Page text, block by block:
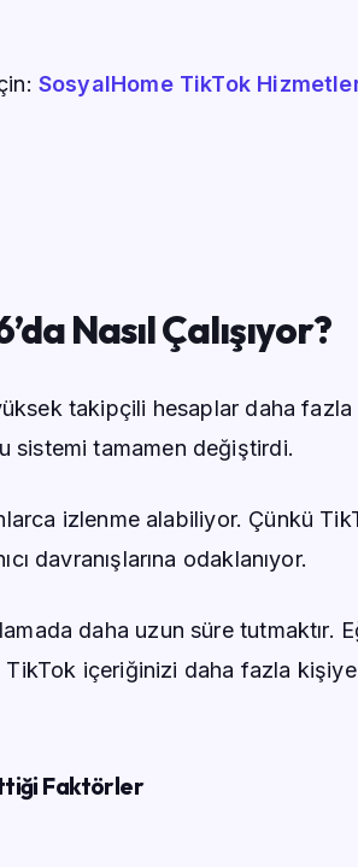
SosyalHome TikTok
Nasıl Çalışıyor?
takipçili hesaplar daha fazla
sistemi tamamen değiştirdi.
izlenme alabiliyor. Çünkü
davranışlarına odaklanıyor.
daha uzun süre tutmaktır.
TikTok içeriğinizi daha fazla kişiye
Faktörler